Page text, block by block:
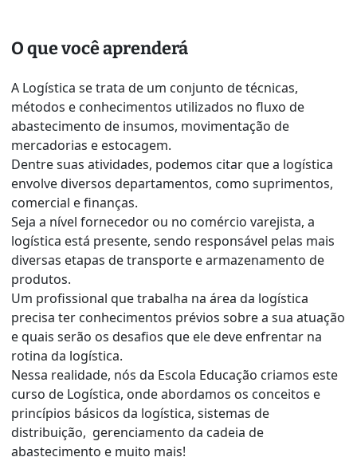
O que você aprenderá
A Logística se trata de um conjunto de técnicas,
métodos e conhecimentos utilizados no fluxo de
abastecimento de insumos, movimentação de
mercadorias e estocagem.
Dentre suas atividades, podemos citar que a logística
envolve diversos departamentos, como suprimentos,
comercial e finanças.
Seja a nível fornecedor ou no comércio varejista, a
logística está presente, sendo responsável pelas mais
diversas etapas de transporte e armazenamento de
produtos.
Um profissional que trabalha na área da logística
precisa ter conhecimentos prévios sobre a sua atuação
e quais serão os desafios que ele deve enfrentar na
rotina da logística.
Nessa realidade, nós da Escola Educação criamos este
curso de Logística, onde abordamos os conceitos e
princípios básicos da logística, sistemas de
distribuição, gerenciamento da cadeia de
abastecimento e muito mais!